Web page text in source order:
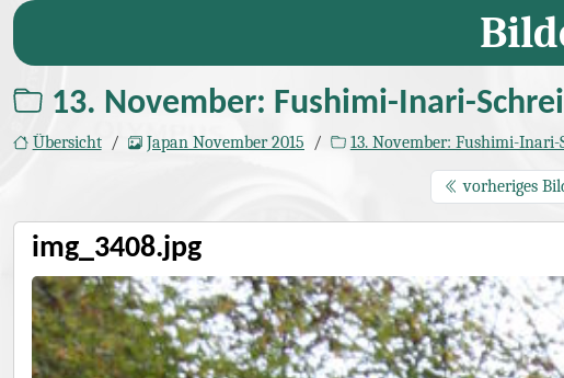
13. November: Fushimi-Inari-
Übersicht Japan November 2015 13. November: Fushimi-Inari-Schrein (Kyōto),
vorheriges
img_3408.jpg